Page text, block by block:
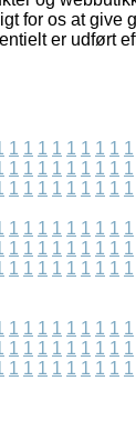
for os at give
er udført
1 1 1 1 1 1 1 1 1
1 1 1 1 1 1 1 1 1
1 1 1 1 1 1 1 1 1
1 1 1 1 1 1 1 1 1
1 1 1 1 1 1 1 1 1
1 1 1 1 1 1 1 1 1
1 1 1 1 1 1 1 1 1
1 1 1 1 1 1 1 1 1
1 1 1 1 1 1 1 1 1